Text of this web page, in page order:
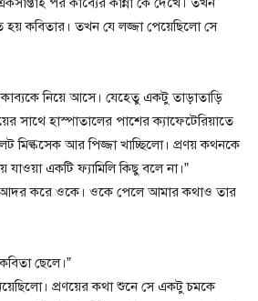
কবিতার। তখন যে লজ্জা পেয়েছিলো সে
নিয়ে আসে। যেহেতু একটু তাড়াতাড়ি
সাথে হাস্পাতালের পাশের ক্যাফেটেরিয়াতে
মিল্কসেক আর পিজ্জা খাচ্ছিলো। প্রণয় কথনকে
যাওয়া একটি ফ্যামিলি কিছু বলে না।”
করে ওকে। ওকে পেলে আমার কথাও তার
ছেলে।”
প্রণয়ের কথা শুনে সে একটু চমকে